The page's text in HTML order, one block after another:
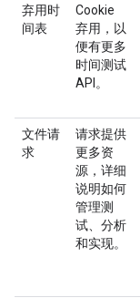
弃用时
间表
Cookie
弃用，以
便有更多
时间测试
API。
文件请
求
请求提供
更多资
源，详细
说明如何
管理测
试、分析
和实现。